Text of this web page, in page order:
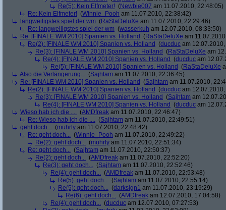
Re(5): Kein Elfmeter! (Newbie007 am 11.07.2010, 22:48:05)
Re: Kein Elfmeter! (Winnie_Pooh am 11.07.2010, 22:38:42)
langweiligstes spiel der wm (RaStaDeluXe am 11.07.2010, 22:29:46)
Re: langweiligstes spiel der wm (wasserkuh am 12.07.2010, 08:33:50)
Re: [FINALE WM 2010] Spanien vs. Holland (RaStaDeluXe am
Re(2): [FINALE WM 2010] Spanien vs. Holland (ducduc am
Re(3): [FINALE WM 2010] Spanien vs. Holland (RaStaDeluXe am
Re(4): [FINALE WM 2010] Spanien vs. Holland (ducduc am
Re(5): [FINALE WM 2010] Spanien vs. Holland (RaStaDeluXe
Also die Verlängerung... (Sajhtam am 11.07.2010, 22:36:45)
Re: [FINALE WM 2010] Spanien vs. Holland (Sajhtam am 11.07.2010,
Re(2): [FINALE WM 2010] Spanien vs. Holland (ducduc am
Re(3): [FINALE WM 2010] Spanien vs. Holland (Sajhtam am
Re(4): [FINALE WM 2010] Spanien vs. Holland (ducduc am
Wieso hab ich die .... (AMDfreak am 11.07.2010, 22:46:47)
Re: Wieso hab ich die .... (Sajhtam am 11.07.2010, 22:49:51)
geht doch... (muhrly am 11.07.2010, 22:48:42)
Re: geht doch... (Winnie_Pooh am 11.07.2010, 22:49:22)
Re(2): geht doch... (muhrly am 11.07.2010, 22:51:34)
Re: geht doch... (Sajhtam am 11.07.2010, 22:50:37)
Re(2): geht doch... (AMDfreak am 11.07.2010, 22:52:20)
Re(3): geht doch... (Sajhtam am 11.07.2010, 22:52:46)
Re(4): geht doch... (AMDfreak am 11.07.2010, 22:53:48)
Re(5): geht doch... (Sajhtam am 11.07.2010, 22:55:14)
Re(5): geht doch... (darksign1 am 11.07.2010, 23:19:29)
Re(6): geht doch... (AMDfreak am 12.07.2010, 17:04:58)
Re(4): geht doch... (ducduc am 12.07.2010, 07:27:53)